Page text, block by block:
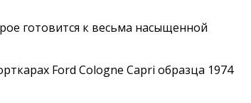
готовится к весьма насыщенной
Ford Cologne Capri образца 1974